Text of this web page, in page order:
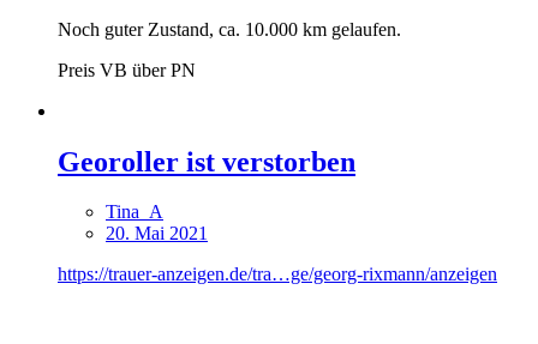
Noch guter Zustand, ca. 10.000 km gelaufen.
Preis VB über PN
Georoller ist verstorben
Tina_A
20. Mai 2021
https://trauer-anzeigen.de/tra…ge/georg-rixmann/anzeigen